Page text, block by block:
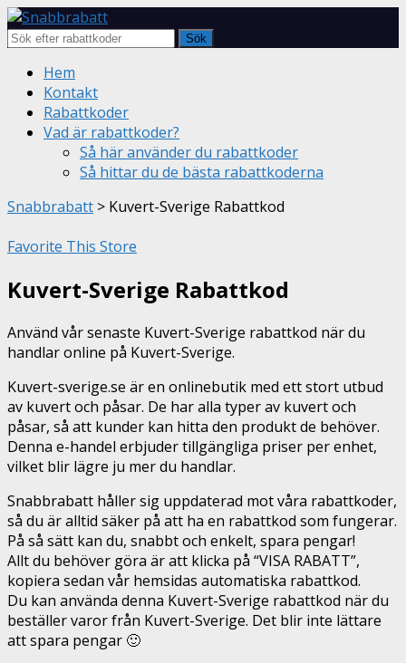
Sök
Skip
content
Hem
Kontakt
Rabattkoder
Vad är rabattkoder?
Så här använder du rabattkoder
Så hittar du de bästa rabattkoderna
Snabbrabatt > Kuvert-Sverige Rabattkod
Favorite This Store
Kuvert-Sverige Rabattkod
Använd vår senaste Kuvert-Sverige rabattkod när du
handlar online på Kuvert-Sverige.
Kuvert-sverige.se är en onlinebutik med ett stort utbud
av kuvert och påsar. De har alla typer av kuvert och
påsar, så att kunder kan hitta den produkt de behöver.
Denna e-handel erbjuder tillgängliga priser per enhet,
vilket blir lägre ju mer du handlar.
Snabbrabatt håller sig uppdaterad mot våra rabattkoder,
så du är alltid säker på att ha en rabattkod som fungerar.
På så sätt kan du, snabbt och enkelt, spara pengar!
Allt du behöver göra är att klicka på “VISA RABATT”,
kopiera sedan vår hemsidas automatiska rabattkod.
Du kan använda denna Kuvert-Sverige rabattkod när du
beställer varor från Kuvert-Sverige. Det blir inte lättare
att spara pengar 🙂